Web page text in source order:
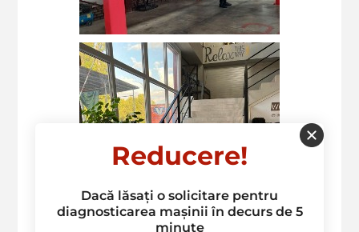
Reducere!
Dacă lăsați o solicitare pentru
diagnosticarea mașinii în decurs de 5
minute